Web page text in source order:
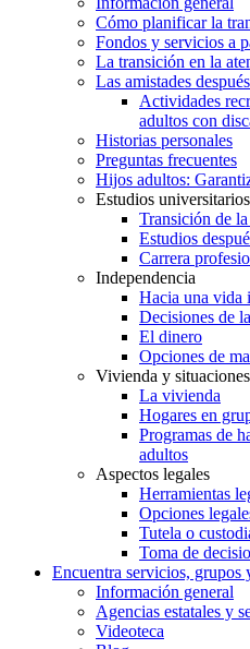
Cómo planificar la
Fondos y servicios a
La transición en la
Las amistades
Actividades
adultos con
Historias personales
Preguntas frecuentes
Hijos adultos:
Estudios
Transición de
Estudios
Carrera
Independencia
Hacia una vida
Decisiones de
El dinero
Opciones de
Vivienda y
La vivienda
Hogares en
Programas de
adultos
Aspectos legales
Herramientas
Opciones
Tutela o
Toma de
Encuentra servicios, grupos
Información general
Agencias estatales y
Videoteca